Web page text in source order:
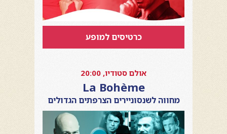
כרטיסים למופע
אולם סטודיו, 20:00
La Bohème
מחווה לשנסוניירים הצרפתים הגדולים